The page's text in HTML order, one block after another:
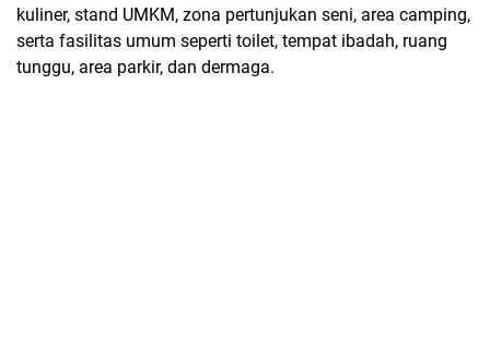
kuliner, stand UMKM, zona pertunjukan seni, area camping,
serta fasilitas umum seperti toilet, tempat ibadah, ruang
tunggu, area parkir, dan dermaga.